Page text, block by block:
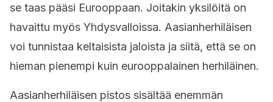
se taas pääsi Eurooppaan. Joitakin yksilöitä on
havaittu myös Yhdysvalloissa. Aasianherhiläisen
voi tunnistaa keltaisista jaloista ja siitä, että se on
hieman pienempi kuin eurooppalainen herhiläinen.
Aasianherhiläisen pistos sisältää enemmän